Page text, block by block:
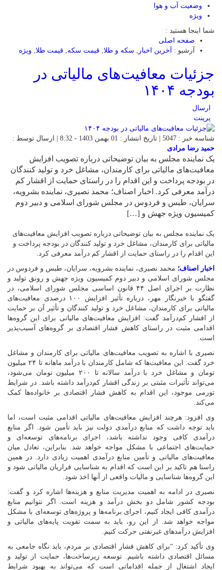
وضعیت آب و هوا
ویژه
شما اینجا هستید :
صفحه اصلی
آرشیو :
آخرین اخبار سکه و طلا قیمت سکه قیمت طلا ویژه
جزئیات معافیت‌های مالیاتی در
بودجه ۱۴۰۴
ارسال
پرینت
شناسه خبر : 5047 | تاریخ انتشار : 01 بهمن 1403 - 8:32 | ارسال توسط :
حمید رضا مرادی
یک نماینده مجلس به بیان توضیحاتی درباره تصویب افزایش
معافیت‌های مالیاتی برای کارمندان، مشاغل خرد و تولید کنندگان
در بودجه پرداخت و این اقدام را در راستای حمایت از اقشار کم
درآمد معرفی کرد. اخبار اصناف؛ محمد نصیری، نماینده بشرویه،
سرایان، طبس و فردوس در مجلس شورای اسلامی و دبیر دوم
کمیسیون ویژه جهش و […]
یک نماینده مجلس به بیان توضیحاتی درباره تصویب افزایش معافیت‌های
مالیاتی برای کارمندان، مشاغل خرد و تولید کنندگان در بودجه پرداخت و
این اقدام را در راستای حمایت از اقشار کم درآمد معرفی کرد.
اخبار اصناف؛ محمد نصیری، نماینده بشرویه، سرایان، طبس و فردوس در
مجلس شورای اسلامی و دبیر دوم کمیسیون ویژه جهش و رونق تولید و
نظارت بر اجرای اصل ۴۴ قانون اساسی مجلس شورای اسلامی، در
گفتگو با خبرنگار مهر، درباره تأثیر افزایش ۱۰۰ درصدی معافیت‌های
مالیاتی برای کارمندان، مشاغل خرد و تولید کنندگان و تأثیر آن بر حمایت
از اقشار کم‌درآمد گفت: افزایش معافیت‌های مالیاتی برای این گروه‌ها
اقدامی مثبت در راستای کاهش فشار اقتصادی بر گروه‌های آسیب‌پذیر
است.
نصیری با اشاره به تصویب معافیت‌های مالیاتی برای کارمندان و مشاغل
خرد گفت: این معافیت‌ها که شامل کارمندان با درآمد ماهانه تا ۲۴ میلیون
تومان و مشاغل خرد با درآمد سالانه تا ۲۰۰ میلیون تومان می‌شود،
می‌تواند تأثیرات مثبتی بر زندگی اقشار کم‌درآمد داشته باشد. در شرایط
تورمی موجود، این اقدام به کاهش فشار اقتصادی بر خانواده‌ها کمک
می‌کند.
وی افزود: هرچند افزایش معافیت‌های مالیاتی اقدامی مثبت است، اما
باید توجه داشت که منابع درآمدی دولت نیز باید تأمین شود. اگر منابع
درآمدی کافی وجود نداشته باشد، اجرای برنامه‌های توسعه‌ای و
حمایت‌های اجتماعی با مشکل مواجه خواهد شد. بنابراین، تعادل میان
معافیت‌های مالیاتی و تأمین منابع درآمدی اهمیت زیادی دارد. در همین
راستا هم تاکید بر این است که اقدام به شناسایی فراریان مالیاتی شود و
این گروه‌ها شناسایی و مالیات واقعی از آنها اخذ شود.
نصیری در ادامه به اهمیت مدیریت منابع و هزینه‌ها اشاره کرد و گفت:
بودجه کشور شامل دو بخش درآمد و هزینه است. اگر نتوانیم منابع
درآمدی کافی ایجاد کنیم، اجرای برنامه‌ها و پروژه‌های توسعه‌ای با مشکل
مواجه خواهد شد. از این رو، باید به سمت تقویت پایه‌های مالیاتی و
افزایش درآمدهای غیرنفتی حرکت کنیم.
وی تأکید کرد: “برای کاهش فشار اقتصادی بر مردم، باید نگاه جامعی به
مسائل اقتصادی داشته باشیم. توسعه زیرساخت‌ها، حمایت از تولید و
ایجاد اشتغال از جمله اقداماتی است که می‌تواند به بهبود شرایط